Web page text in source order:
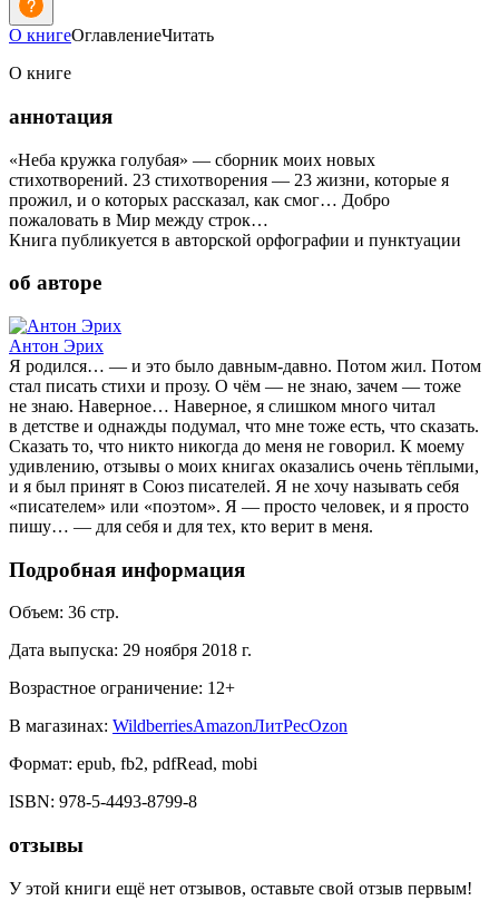
О книгеОглавлениеЧитать
О книге
аннотация
«Неба кружка голубая» — сборник моих новых
стихотворений. 23 стихотворения — 23 жизни, которые я
прожил, и о которых рассказал, как смог… Добро
пожаловать в Мир между строк…
Книга публикуется в авторской орфографии и пунктуации
об авторе
Антон Эрих
Я родился… — и это было давным-давно. Потом жил. Потом
стал писать стихи и прозу. О чём — не знаю, зачем — тоже
не знаю. Наверное… Наверное, я слишком много читал
в детстве и однажды подумал, что мне тоже есть, что сказать.
Сказать то, что никто никогда до меня не говорил. К моему
удивлению, отзывы о моих книгах оказались очень тёплыми,
и я был принят в Союз писателей. Я не хочу называть себя
«писателем» или «поэтом». Я — просто человек, и я просто
пишу… — для себя и для тех, кто верит в меня.
Подробная информация
Объем: 36 стр.
Дата выпуска: 29 ноября 2018 г.
Возрастное ограничение: 12+
В магазинах: WildberriesAmazonЛитРесOzon
Формат: epub, fb2, pdfRead, mobi
ISBN: 978-5-4493-8799-8
отзывы
У этой книги ещё нет отзывов, оставьте свой отзыв первым!